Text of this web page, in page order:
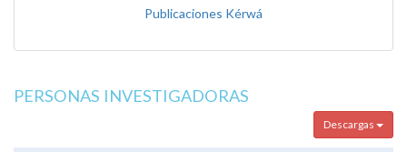
Publicaciones Kérwá
PERSONAS INVESTIGADORAS
Descargas